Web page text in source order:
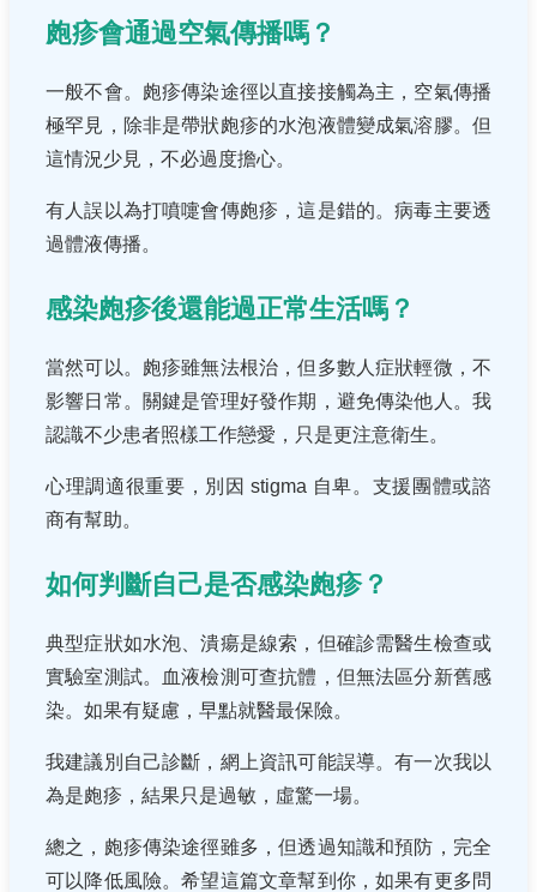
皰疹會通過空氣傳播嗎？
一般不會。皰疹傳染途徑以直接接觸為主，空氣傳播
極罕見，除非是帶狀皰疹的水泡液體變成氣溶膠。但
這情況少見，不必過度擔心。
有人誤以為打噴嚏會傳皰疹，這是錯的。病毒主要透
過體液傳播。
感染皰疹後還能過正常生活嗎？
當然可以。皰疹雖無法根治，但多數人症狀輕微，不
影響日常。關鍵是管理好發作期，避免傳染他人。我
認識不少患者照樣工作戀愛，只是更注意衛生。
心理調適很重要，別因 stigma 自卑。支援團體或諮
商有幫助。
如何判斷自己是否感染皰疹？
典型症狀如水泡、潰瘍是線索，但確診需醫生檢查或
實驗室測試。血液檢測可查抗體，但無法區分新舊感
染。如果有疑慮，早點就醫最保險。
我建議別自己診斷，網上資訊可能誤導。有一次我以
為是皰疹，結果只是過敏，虛驚一場。
總之，皰疹傳染途徑雖多，但透過知識和預防，完全
可以降低風險。希望這篇文章幫到你，如果有更多問